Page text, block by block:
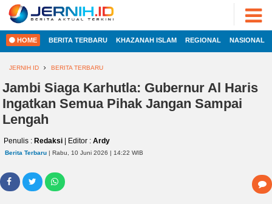
HOME
REGIONAL
INTERNASIONAL
ADVERTORIAL
FOTO
VIDEO
PESONA
JAMBI
PESONA
INDONESIA
DUNIA
HEALTH
2022
JERNIH.ID
•
Developed
HOME BERITA TERBARU KHAZANAH ISLAM REGIONAL NASIONAL
JERNIH ID BERITA TERBARU
Jambi Siaga Karhutla: Gubernur Al Haris
Ingatkan Semua Pihak Jangan Sampai
Lengah
Penulis : Redaksi | Editor : Ardy
Berita Terbaru | Rabu, 10 Juni 2026 | 14:22 WIB